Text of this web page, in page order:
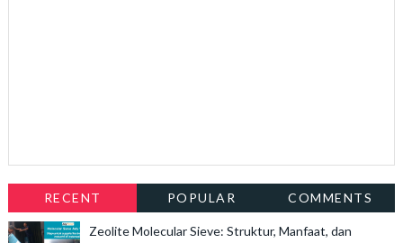
RECENT POPULAR COMMENTS
Zeolite Molecular Sieve: Struktur, Manfaat, dan